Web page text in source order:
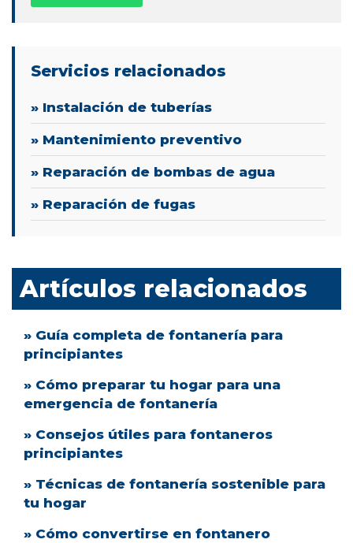
Servicios relacionados
» Instalación de tuberías
» Mantenimiento preventivo
» Reparación de bombas de agua
» Reparación de fugas
Artículos relacionados
» Guía completa de fontanería para
principiantes
» Cómo preparar tu hogar para una
emergencia de fontanería
» Consejos útiles para fontaneros
principiantes
» Técnicas de fontanería sostenible para
tu hogar
» Cómo convertirse en fontanero